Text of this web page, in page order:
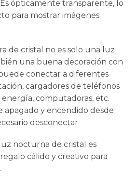
ópticamente transparente, lo
para mostrar imágenes
de cristal no es solo una luz
una buena decoración con
puede conectar a diferentes
cargadores de teléfonos
energía, computadoras, etc.
apagado y encendido desde
desconectar
nocturna de cristal es
cálido y creativo para